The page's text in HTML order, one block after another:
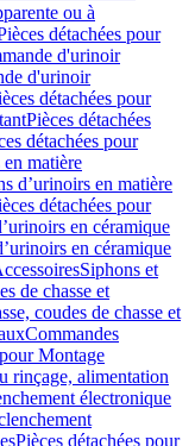
ou à
détachées pour
d'urinoir
d'urinoir
détachées pour
Pièces détachées
détachées pour
en matière
d’urinoirs en matière
détachées pour
en céramique
en céramique
Siphons et
de chasse et
coudes de chasse et
Commandes
Montage
rinçage, alimentation
électronique
Pièces détachées pour